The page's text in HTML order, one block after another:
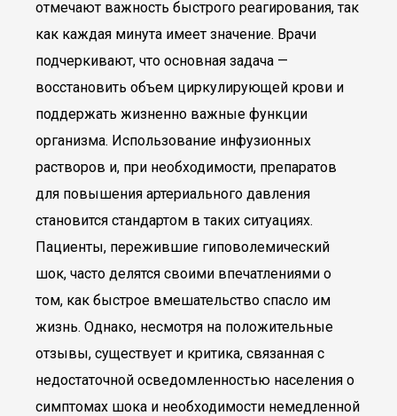
отмечают важность быстрого реагирования, так
как каждая минута имеет значение. Врачи
подчеркивают, что основная задача —
восстановить объем циркулирующей крови и
поддержать жизненно важные функции
организма. Использование инфузионных
растворов и, при необходимости, препаратов
для повышения артериального давления
становится стандартом в таких ситуациях.
Пациенты, пережившие гиповолемический
шок, часто делятся своими впечатлениями о
том, как быстрое вмешательство спасло им
жизнь. Однако, несмотря на положительные
отзывы, существует и критика, связанная с
недостаточной осведомленностью населения о
симптомах шока и необходимости немедленной